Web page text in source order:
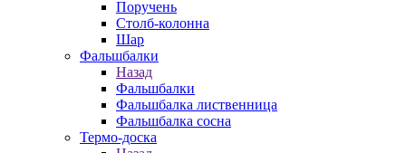
Поручень
Столб-колонна
Шар
Фальшбалки
Назад
Фальшбалки
Фальшбалка лиственница
Фальшбалка сосна
Термо-доска